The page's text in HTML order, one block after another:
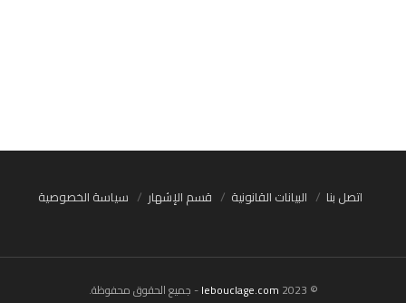
اتصل بنا البيانات القانونية قسم الإشهار سياسة الخصوصية
© 2023
lebouclage.com- جميع الحقوق محفوظة.